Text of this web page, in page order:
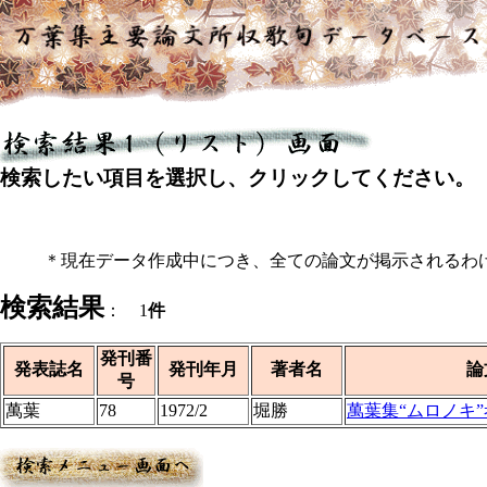
検索したい項目を選択し、クリックしてください。
＊現在データ作成中につき、全ての論文が掲示されるわ
検索結果 ： 1件
発表誌名
発刊番
号
発刊年月 著者名 論
萬葉 78 1972/2 堀勝 萬葉集“ムロノキ